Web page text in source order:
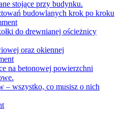
budowlanych krok po kroku
oraz okiennej
– wszystko, co musisz o nich